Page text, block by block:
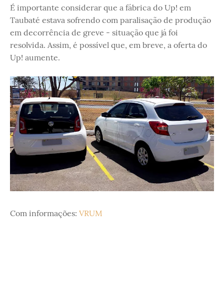
É importante considerar que a fábrica do Up! em
Taubaté estava sofrendo com paralisação de produção
em decorrência de greve - situação que já foi
resolvida. Assim, é possível que, em breve, a oferta do
Up! aumente.
Com informações: VRUM